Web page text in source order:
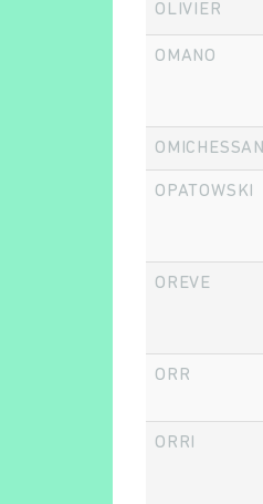
OLIVIER
OMANO
OMICHESSAN
OPATOWSKI
OREVE
ORR
ORRI